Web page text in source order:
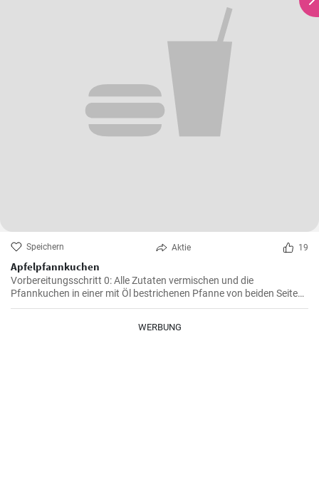
Speichern Aktie 19
Apfelpfannkuchen
Vorbereitungsschritt 0: Alle Zutaten vermischen und die
Pfannkuchen in einer mit Öl bestrichenen Pfanne von beiden Seiten
braten.
WERBUNG